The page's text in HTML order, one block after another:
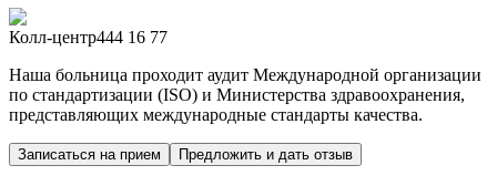
Колл-центр444 16 77
Наша больница проходит аудит Международной организации
по стандартизации (ISO) и Министерства здравоохранения,
представляющих международные стандарты качества.
Записаться на прием Предложить и дать отзыв